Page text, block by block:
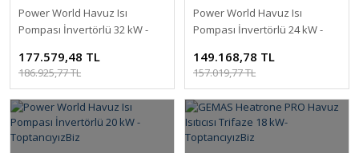
Power World Havuz Isı
Pompası İnvertörlü 32 kW -
177.579,48 TL
186.925,77 TL
Power World Havuz Isı
Pompası İnvertörlü 24 kW -
149.168,78 TL
157.019,77 TL